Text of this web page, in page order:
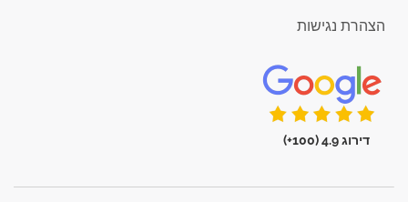
הצהרת נגישות
דירוג 4.9 (100+)